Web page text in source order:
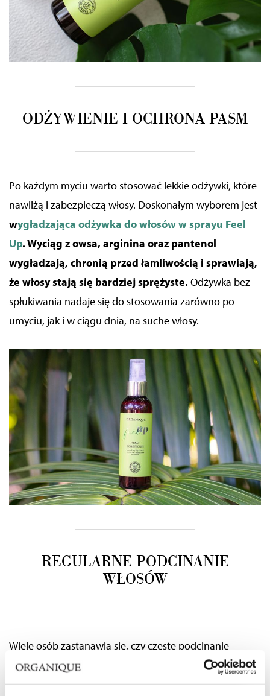
ODŻYWIENIE I OCHRONA PASM
Po każdym myciu warto stosować lekkie odżywki, które
nawilżą i zabezpieczą włosy. Doskonałym wyborem jest
wygładzająca odżywka do włosów w sprayu Feel
Up. Wyciąg z owsa, arginina oraz pantenol
wygładzają, chronią przed łamliwością i sprawiają,
że włosy stają się bardziej sprężyste. Odżywka bez
spłukiwania nadaje się do stosowania zarówno po
umyciu, jak i w ciągu dnia, na suche włosy.
REGULARNE PODCINANIE
WŁOSÓW
Wiele osób zastanawia się, czy częste podcinanie
wpływa na to, jak szybko rosną włosy.
W rzeczywistości
podcinanie końcówek nie przyspiesza pracy